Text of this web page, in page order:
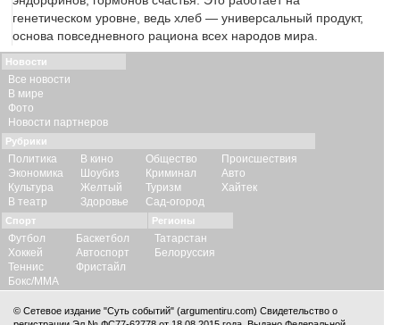
генетическом уровне, ведь хлеб — универсальный продукт,
основа повседневного рациона всех народов мира.
Новости
Все новости
В мире
Фото
Новости партнеров
Рубрики
Политика
Экономика
Культура
В театр
В кино
Шоубиз
Желтый
Здоровье
Общество
Криминал
Туризм
Сад-огород
Происшествия
Авто
Хайтек
Спорт
Футбол
Хоккей
Теннис
Бокс/ММА
Баскетбол
Автоспорт
Фристайл
Регионы
Татарстан
Белоруссия
© Сетевое издание "Суть событий" (argumentiru.com) Свидетельство о